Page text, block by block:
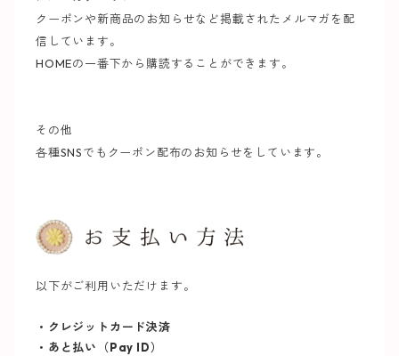
クーポンや新商品のお知らせなど掲載されたメルマガを配
信しています。
HOMEの一番下から購読することができます。
その他
各種SNSでもクーポン配布のお知らせをしています。
以下がご利用いただけます。
・クレジットカード決済
・あと払い（Pay ID）